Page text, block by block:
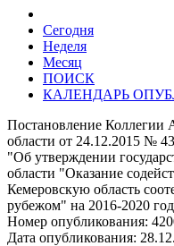
Сегодня
Неделя
Месяц
ПОИСК
КАЛЕНДАРЬ
Постановление Коллегии
области от 24.12.2015 №
"Об утверждении
области "Оказание
Кемеровскую область
рубежом" на 2016-2020
Номер опубликования:
Дата опубликования: